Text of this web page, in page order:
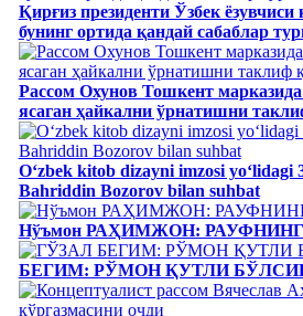
Қирғиз президенти Ўзбек
бунинг ортида қандай сабаблар
Рассом Охунов Тошкент
яcаган ҳайкални ўрнатишни
Oʻzbek kitob dizayni imzosi yoʻlidagi
Bahriddin Bozorov bilan suhbat
Нўъмон РАҲИМЖОН:
БЕГИМ: РЎМОН ҚУТЛИ